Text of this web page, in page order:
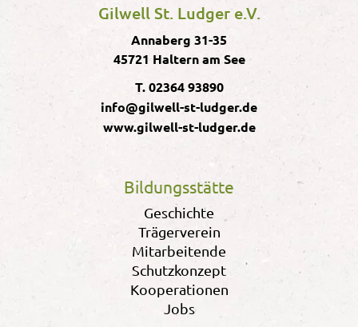
Gilwell St. Ludger e.V.
Annaberg 31-35
45721 Haltern am See
T. 02364 93890
info@gilwell-st-ludger.de
www.gilwell-st-ludger.de
Bildungsstätte
Geschichte
Trägerverein
Mitarbeitende
Schutzkonzept
Kooperationen
Jobs